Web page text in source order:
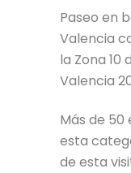
Paseo en
Valencia
la Zona 10
Valencia
Más de
esta
de esta